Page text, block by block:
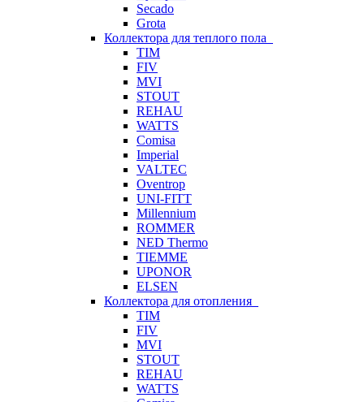
Secado
Grota
Коллектора для теплого пола
TIM
FIV
MVI
STOUT
REHAU
WATTS
Comisa
Imperial
VALTEC
Oventrop
UNI-FITT
Millennium
ROMMER
NED Thermo
TIEMME
UPONOR
ELSEN
Коллектора для отопления
TIM
FIV
MVI
STOUT
REHAU
WATTS